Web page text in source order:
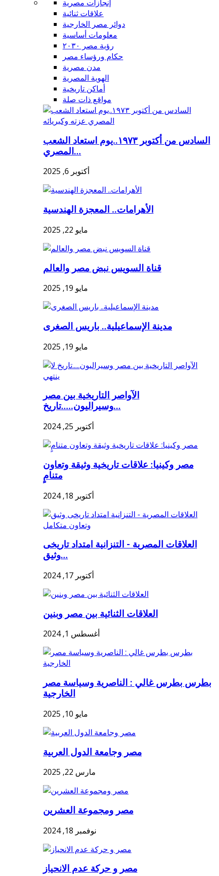
إنجازات مصرية
علاقات ثنائية
دوائر مصر الخارجية
معلومات أساسية
رؤية مصر ٢٠٣٠
حكام ورؤساء مصر
مدن مصرية
الهوية المصرية
أماكن تاريخية
مواقع ذات صلة
السادس من أكتوبر ١٩٧٣..يوم استعاد الشعب
المصري...
أكتوبر 6, 2025
الأهرامات.. المعجزة الهندسية
مايو 22, 2025
قناة السويس نبض مصر والعالم
مايو 19, 2025
مدينة الإسماعيلية.. باريس الصغرى
مايو 19, 2025
الآواصر التاريخية بين مصر
وسيراليون.....تاريخ...
أكتوبر 25, 2024
مصر وكينيا: علاقات تاريخية وثيقة وتعاون
متنامٍ
أكتوبر 18, 2024
العلاقات المصرية - التنزانية امتداد تاريخى
وثيق...
أكتوبر 17, 2024
العلاقات الثنائية بين مصر وبنين
أغسطس 1, 2024
بطرس بطرس غالي : الناصرية وسياسة مصر
الخارجية
مايو 10, 2025
مصر وجامعة الدول العربية
مارس 22, 2025
مصر ومجموعة العشرين
نوفمبر 18, 2024
مصر و حركة عدم الانحياز